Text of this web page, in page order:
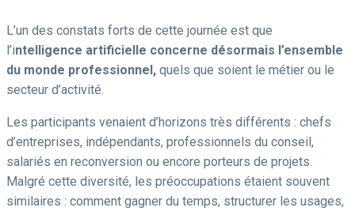
L’un des constats forts de cette journée est que
l’intelligence artificielle concerne désormais l’ensemble
du monde professionnel, quels que soient le métier ou le
secteur d’activité.
Les participants venaient d’horizons très différents : chefs
d’entreprises, indépendants, professionnels du conseil,
salariés en reconversion ou encore porteurs de projets.
Malgré cette diversité, les préoccupations étaient souvent
similaires : comment gagner du temps, structurer les usages,